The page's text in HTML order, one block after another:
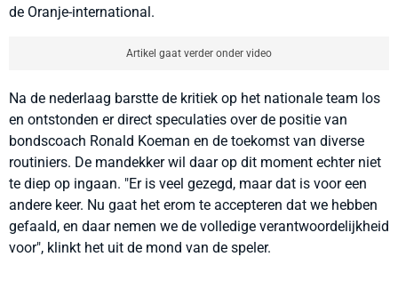
de Oranje-international.
Artikel gaat verder onder video
Na de nederlaag barstte de kritiek op het nationale team los
en ontstonden er direct speculaties over de positie van
bondscoach Ronald Koeman en de toekomst van diverse
routiniers. De mandekker wil daar op dit moment echter niet
te diep op ingaan. "Er is veel gezegd, maar dat is voor een
andere keer. Nu gaat het erom te accepteren dat we hebben
gefaald, en daar nemen we de volledige verantwoordelijkheid
voor", klinkt het uit de mond van de speler.